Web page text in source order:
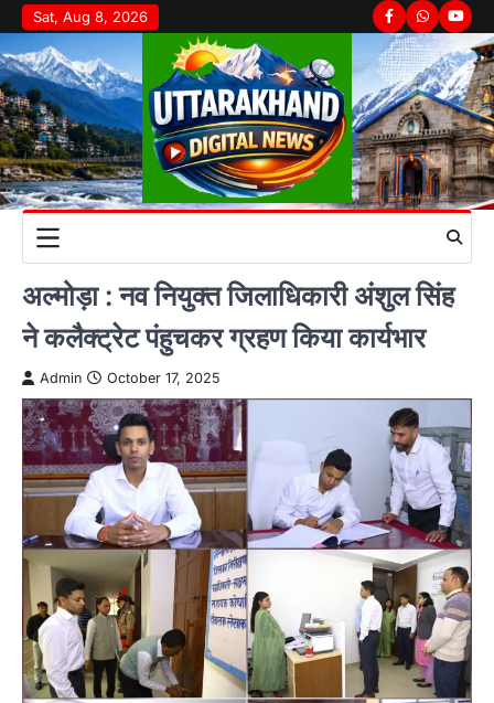
Skip
to
content
Sat, Aug 8, 2026 Facebook
Whatsapp
अल्मोड़ा : नव नियुक्त जिलाधिकारी अंशुल सिंह
ने कलैक्ट्रेट पंहुचकर ग्रहण किया कार्यभार
Admin October 17, 2025